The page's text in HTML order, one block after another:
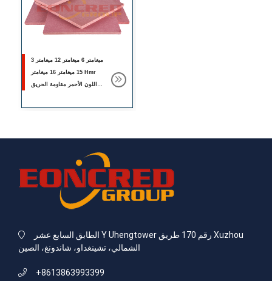
3 ميغامتر 6 ميغامتر 12 ميغامتر
15 ميغامتر 16 ميغامتر Hmr
اللون الأحمر مقاومة الحريق
Decorg.
الطابق السابع عشر Y Uhengtower رقم 170 طريق Xuzhou
الشمالي، تشينغداو، شاندونغ، الصين
+8613863993399